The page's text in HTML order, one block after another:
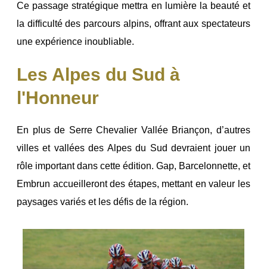
Ce passage stratégique mettra en lumière la beauté et
la difficulté des parcours alpins, offrant aux spectateurs
une expérience inoubliable.
Les Alpes du Sud à
l'Honneur
En plus de Serre Chevalier Vallée Briançon, d’autres
villes et vallées des Alpes du Sud devraient jouer un
rôle important dans cette édition. Gap, Barcelonnette, et
Embrun accueilleront des étapes, mettant en valeur les
paysages variés et les défis de la région.